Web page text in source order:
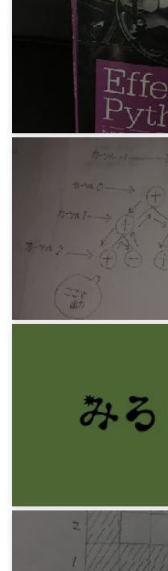
プ
Brett Slatkin『
Python 重複順